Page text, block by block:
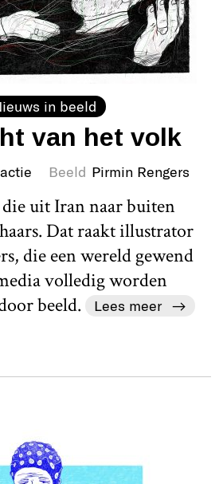
in beeld
van het volk
Beeld Pirmin Rengers
die uit Iran naar buiten
Dat raakt illustrator
die een wereld gewend
volledig worden
beeld.
Lees meer